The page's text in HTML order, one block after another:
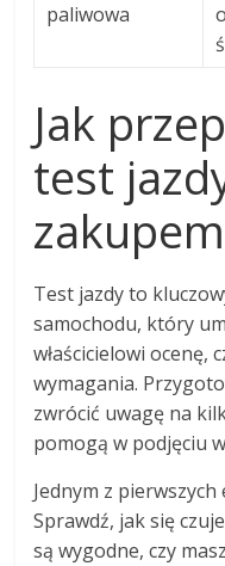
paliwowa
Jak
test
Test jazdy to
samochodu, który
właścicielowi ocenę,
wymagania.
zwrócić uwagę na
pomogą w podjęciu
Jednym z
Sprawdź, jak się
są wygodne, czy